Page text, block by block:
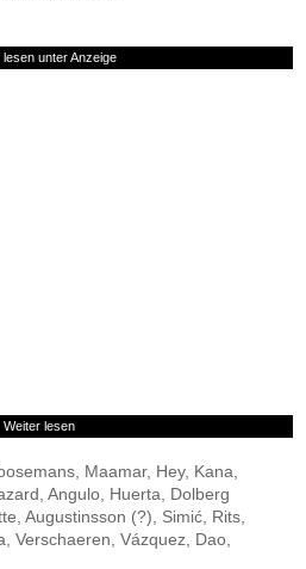
lesen unter Anzeige
Weiter lesen
Maamar, Hey, Kana,
Angulo, Huerta, Dolberg
Augustinsson (?), Simić, Rits,
Verschaeren, Vázquez, Dao,